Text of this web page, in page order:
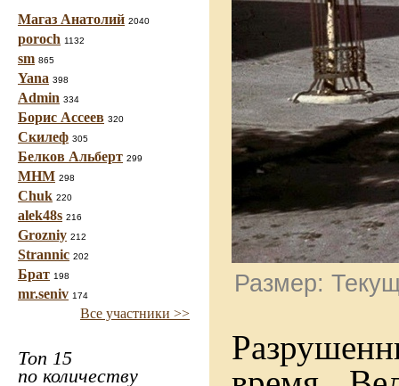
Магаз Анатолий 2040
poroch 1132
sm 865
Yana 398
Admin 334
Борис Ассеев 320
Скилеф 305
Белков Альберт 299
МНМ 298
Chuk 220
alek48s 216
Grozniy 212
Strannic 202
Брат 198
mr.seniv 174
Все участники >>
Топ 15
по количеству
Размер: